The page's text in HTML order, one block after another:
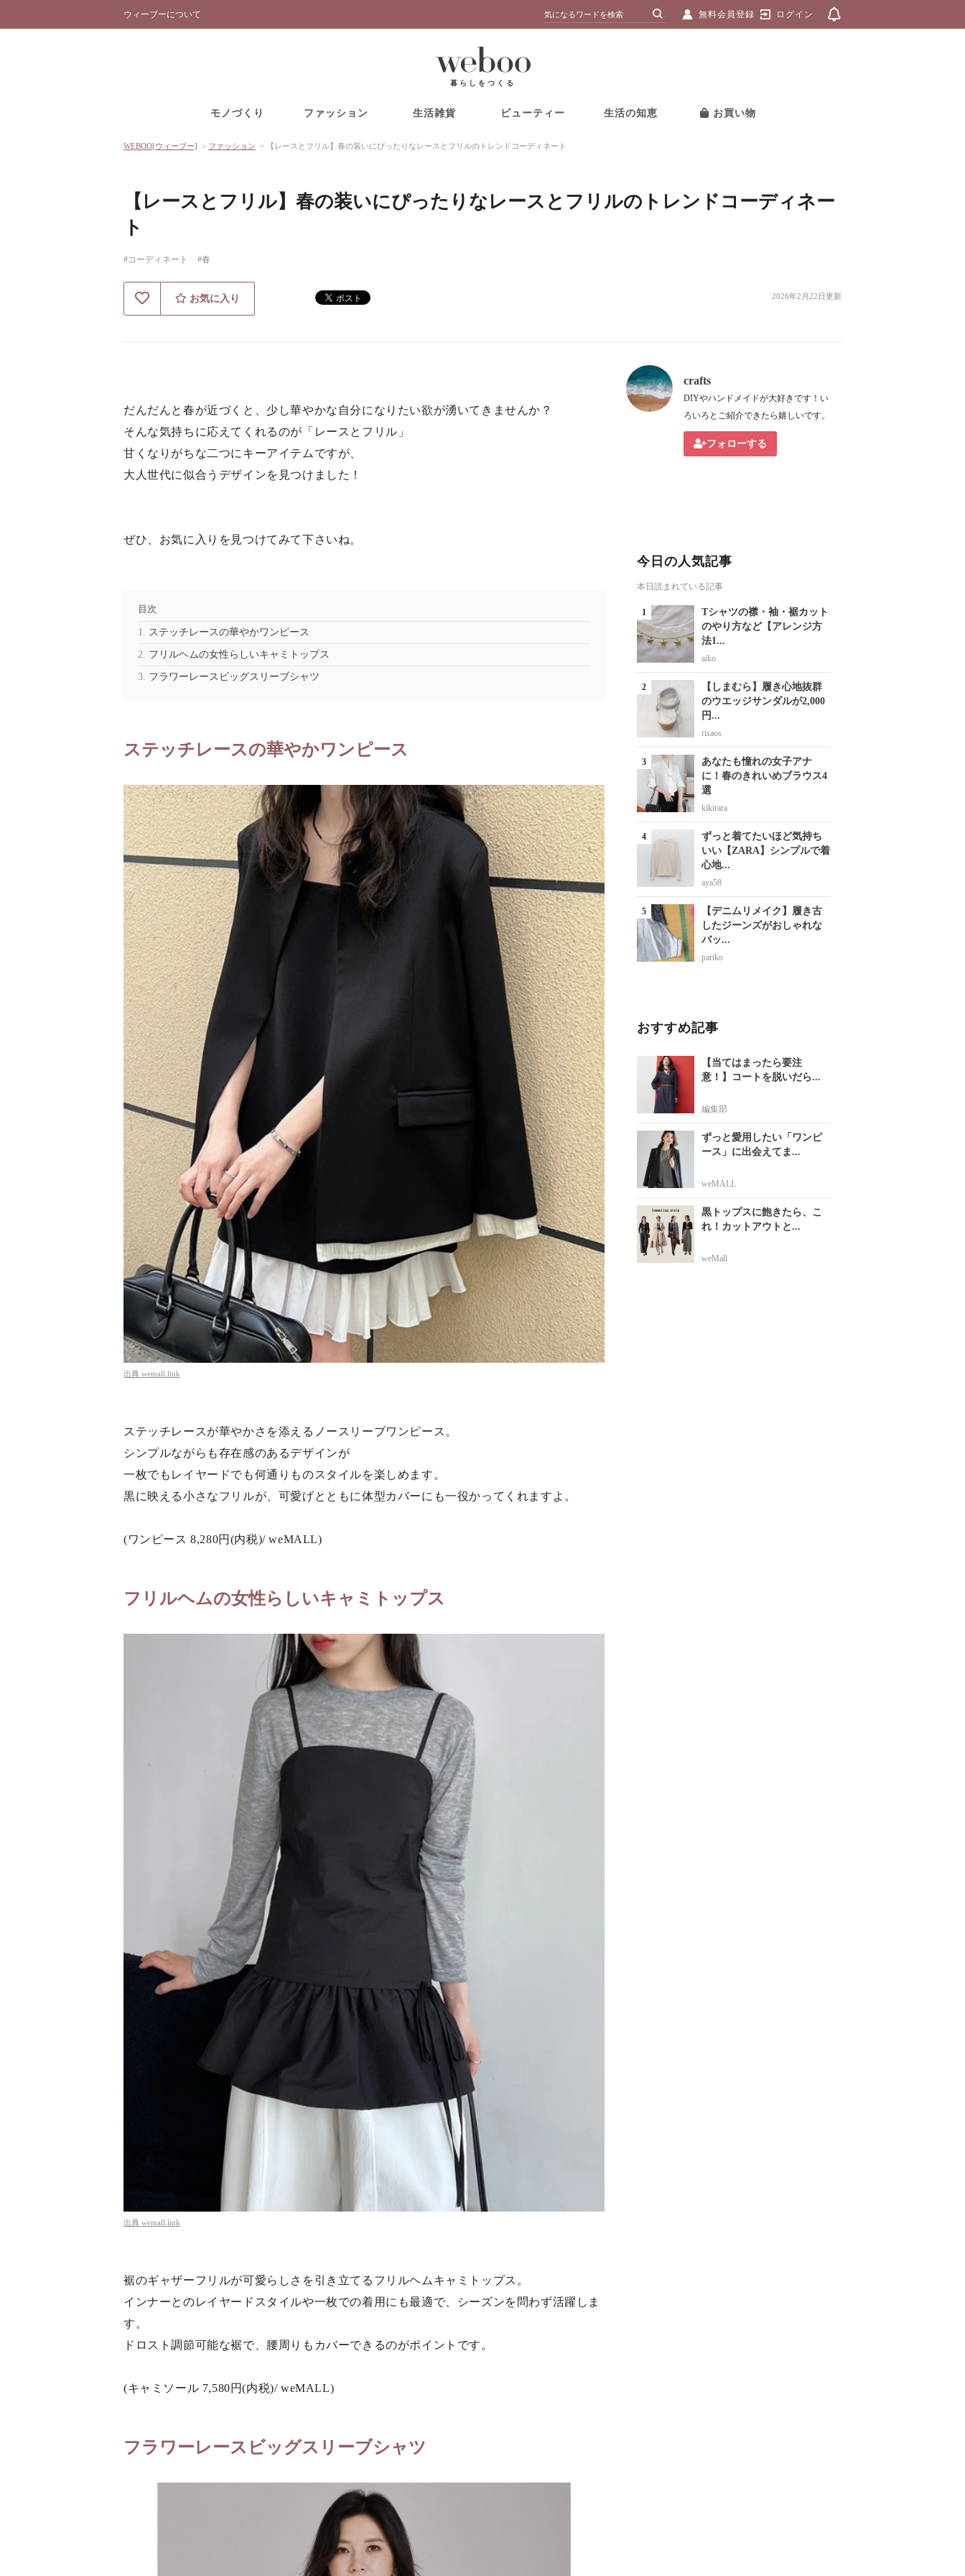
ウィーブーについて 無料会員登録 ログイン
暮らしをつくる
モノづくり ファッション 生活雑貨 ビューティー 生活の知恵 お買い物
WEBOO[ウィーブー] > ファッション > 【レースとフリル】春の装いにぴったりなレースとフリルのトレンドコーディネート
【レースとフリル】春の装いにぴったりなレースとフリルのトレンドコーディネー
ト
#コーディネート #春
お気に入り 2026年2月22日更新
だんだんと春が近づくと、少し華やかな自分になりたい欲が湧いてきませんか？
そんな気持ちに応えてくれるのが「レースとフリル」
甘くなりがちな二つにキーアイテムですが、
大人世代に似合うデザインを見つけました！
ぜひ、お気に入りを見つけてみて下さいね。
目次
ステッチレースの華やかワンピース
フリルヘムの女性らしいキャミトップス
フラワーレースビッグスリーブシャツ
ステッチレースの華やかワンピース
出典 wemall.link
ステッチレースが華やかさを添えるノースリーブワンピース。
シンプルながらも存在感のあるデザインが
一枚でもレイヤードでも何通りものスタイルを楽しめます。
黒に映える小さなフリルが、可愛げとともに体型カバーにも一役かってくれますよ。
(ワンピース 8,280円(内税)/ weMALL)
フリルヘムの女性らしいキャミトップス
出典 wemall.link
裾のギャザーフリルが可愛らしさを引き立てるフリルヘムキャミトップス。
インナーとのレイヤードスタイルや一枚での着用にも最適で、シーズンを問わず活躍しま
す。
ドロスト調節可能な裾で、腰周りもカバーできるのがポイントです。
(キャミソール 7,580円(内税)/ weMALL)
フラワーレースビッグスリーブシャツ
crafts
DIYやハンドメイドが大好きです！い
ろいろとご紹介できたら嬉しいです。
フォローする
今日の人気記事
本日読まれている記事
Tシャツの襟・袖・裾カット
のやり方など【アレンジ方
法1...
aiko
【しまむら】履き心地抜群
のウエッジサンダルが2,000
円...
risaos
あなたも憧れの女子アナ
に！春のきれいめブラウス4
選
kikirara
ずっと着てたいほど気持ち
いい【ZARA】シンプルで着
心地...
aya58
【デニムリメイク】履き古
したジーンズがおしゃれな
バッ...
pariko
おすすめ記事
【当てはまったら要注
意！】コートを脱いだら...
編集部
ずっと愛用したい「ワンピ
ース」に出会えてま...
weMALL
黒トップスに飽きたら、こ
れ！カットアウトと...
weMall